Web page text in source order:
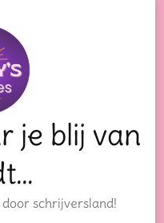
je blij van
schrijversland!